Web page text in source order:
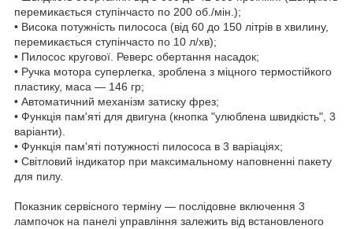
перемикається ступінчасто по 200 об./мін.);
• Висока потужність пилососа (від 60 до 150 літрів в хвилину,
перемикається ступінчасто по 10 л/хв);
• Пилосос кругової. Реверс обертання насадок;
• Ручка мотора суперлегка, зроблена з міцного термостійкого
пластику, маса ― 146 гр;
• Автоматичний механізм затиску фрез;
• Функція пам'яті для двигуна (кнопка "улюблена швидкість", 3
варіанти).
• Функція пам'яті потужності пилососа в 3 варіаціях;
• Світловий індикатор при максимальному наповненні пакету
для пилу.
Показник сервісного терміну ― послідовне включення 3
лампочок на панелі управління залежить від встановленого